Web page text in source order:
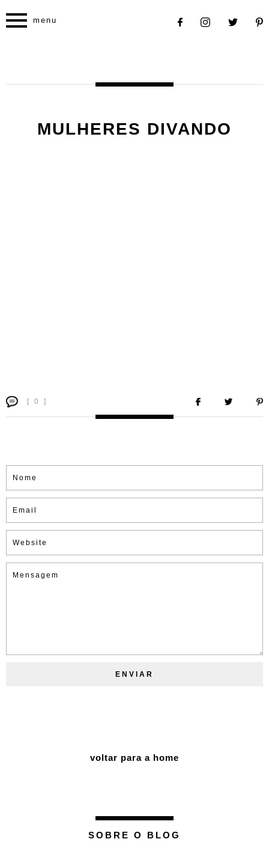
menu
MULHERES DIVANDO
[ 0 ]
voltar para a home
SOBRE O BLOG